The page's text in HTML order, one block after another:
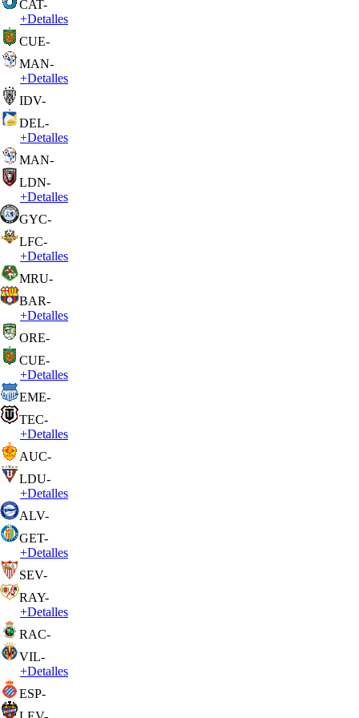
CAT-
+Detalles
CUE-
MAN-
+Detalles
IDV-
DEL-
+Detalles
MAN-
LDN-
+Detalles
GYC-
LFC-
+Detalles
MRU-
BAR-
+Detalles
ORE-
CUE-
+Detalles
EME-
TEC-
+Detalles
AUC-
LDU-
+Detalles
ALV-
GET-
+Detalles
SEV-
RAY-
+Detalles
RAC-
VIL-
+Detalles
ESP-